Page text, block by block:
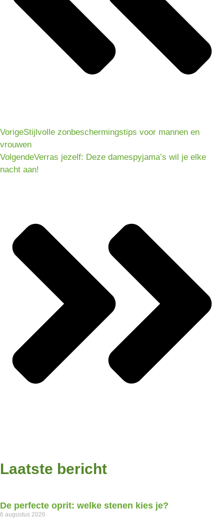
VorigeStijlvolle zonbeschermingstips voor mannen en
vrouwen
VolgendeVerras jezelf: Deze damespyjama’s wil je elke
nacht aan!
Laatste bericht
De perfecte oprit: welke stenen kies je?
6 augustus 2026